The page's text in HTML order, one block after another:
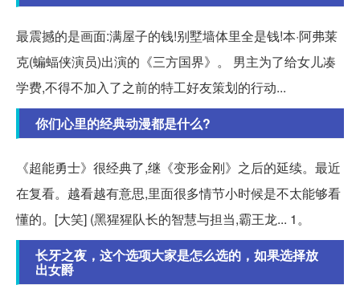
最震撼的是画面:满屋子的钱!别墅墙体里全是钱!本·阿弗莱
克(蝙蝠侠演员)出演的《三方国界》。 男主为了给女儿凑
学费,不得不加入了之前的特工好友策划的行动...
你们心里的经典动漫都是什么?
《超能勇士》很经典了,继《变形金刚》之后的延续。最近
在复看。越看越有意思,里面很多情节小时候是不太能够看
懂的。[大笑] (黑猩猩队长的智慧与担当,霸王龙... 1。
长牙之夜，这个选项大家是怎么选的，如果选择放
出女爵